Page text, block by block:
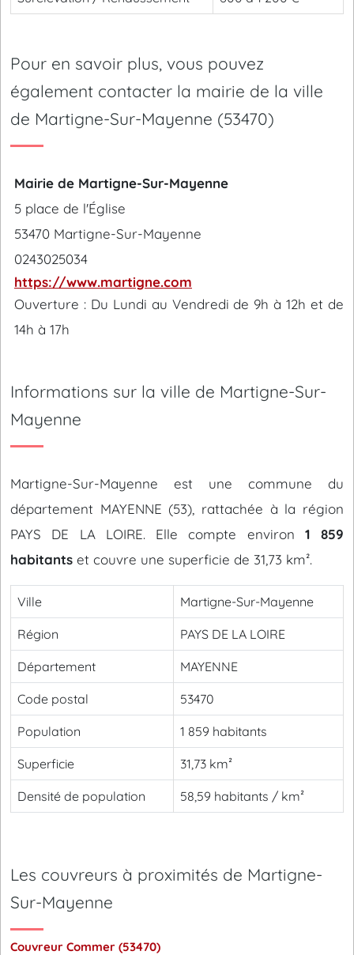
Pour en savoir plus, vous pouvez
également contacter la mairie de la ville
de Martigne-Sur-Mayenne (53470)
Mairie de Martigne-Sur-Mayenne
5 place de l'Église
53470 Martigne-Sur-Mayenne
0243025034
https://www.martigne.com
Ouverture : Du Lundi au Vendredi de 9h à 12h et de
14h à 17h
Informations sur la ville de Martigne-Sur-
Mayenne
Martigne-Sur-Mayenne est une commune du
département MAYENNE (53), rattachée à la région
PAYS DE LA LOIRE. Elle compte environ 1 859
habitants et couvre une superficie de 31,73 km².
Ville Martigne-Sur-Mayenne
Région PAYS DE LA LOIRE
Département MAYENNE
Code postal 53470
Population 1 859 habitants
Superficie 31,73 km²
Densité de population 58,59 habitants / km²
Les couvreurs à proximités de Martigne-
Sur-Mayenne
Couvreur Commer (53470)